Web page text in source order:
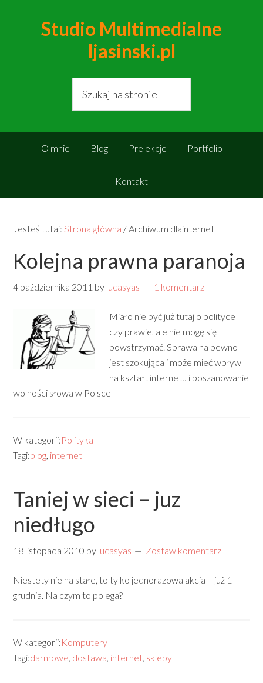
Studio Multimedialne
ljasinski.pl
O mnie Blog Prelekcje Portfolio
Kontakt
Jesteś tutaj:Strona główna /Archiwum dlainternet
Kolejna prawna paranoja
4 października 2011 by lucasyas 1 komentarz
Miało nie być już tutaj o polityce
czy prawie, ale nie mogę się
powstrzymać. Sprawa na pewno
jest szokująca i może mieć wpływ
na kształt internetu i poszanowanie
wolności słowa w Polsce
W kategorii:Polityka
Tagi:blog, internet
Taniej w sieci – juz
niedługo
18 listopada 2010 by lucasyas Zostaw komentarz
Niestety nie na stałe, to tylko jednorazowa akcja – już 1
grudnia. Na czym to polega?
W kategorii:Komputery
Tagi:darmowe, dostawa, internet, sklepy